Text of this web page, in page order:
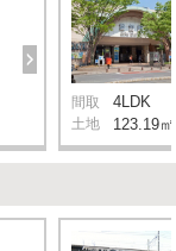
間取 4LDK
土地 123.19㎡